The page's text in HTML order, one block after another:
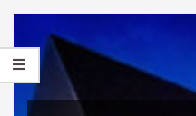
Secondary
Navigation
Menu